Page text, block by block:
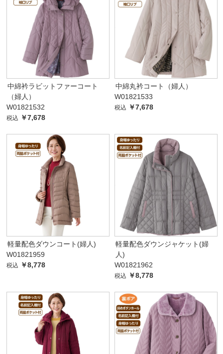
中綿衿ラビットファーコート
（婦人）
W01821532
税込 ￥7,678
中綿丸衿コート（婦人）
W01821533
税込 ￥7,678
軽量配色ダウンコート(婦人)
W01821959
税込 ￥8,778
軽量配色ダウンジャケット(婦
人)
W01821962
税込 ￥8,778